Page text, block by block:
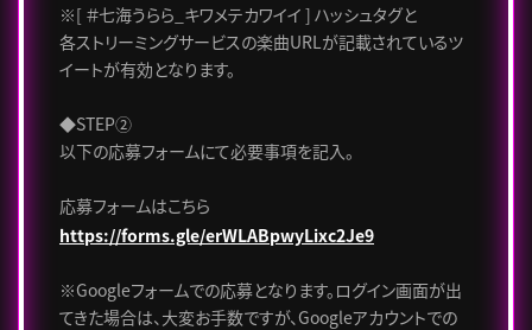
※[ ＃七海うらら_キワメテカワイイ ] ハッシュタグと
各ストリーミングサービスの楽曲URLが記載されているツ
イートが有効となります。
◆STEP②
以下の応募フォームにて必要事項を記入。
応募フォームはこちら
https://forms.gle/erWLABpwyLixc2Je9
※Googleフォームでの応募となります。ログイン画面が出
てきた場合は、大変お手数ですが、Googleアカウントでの